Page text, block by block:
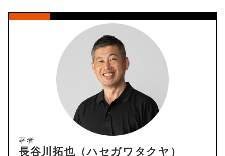
著者
長谷川拓也（ハセガワタクヤ）